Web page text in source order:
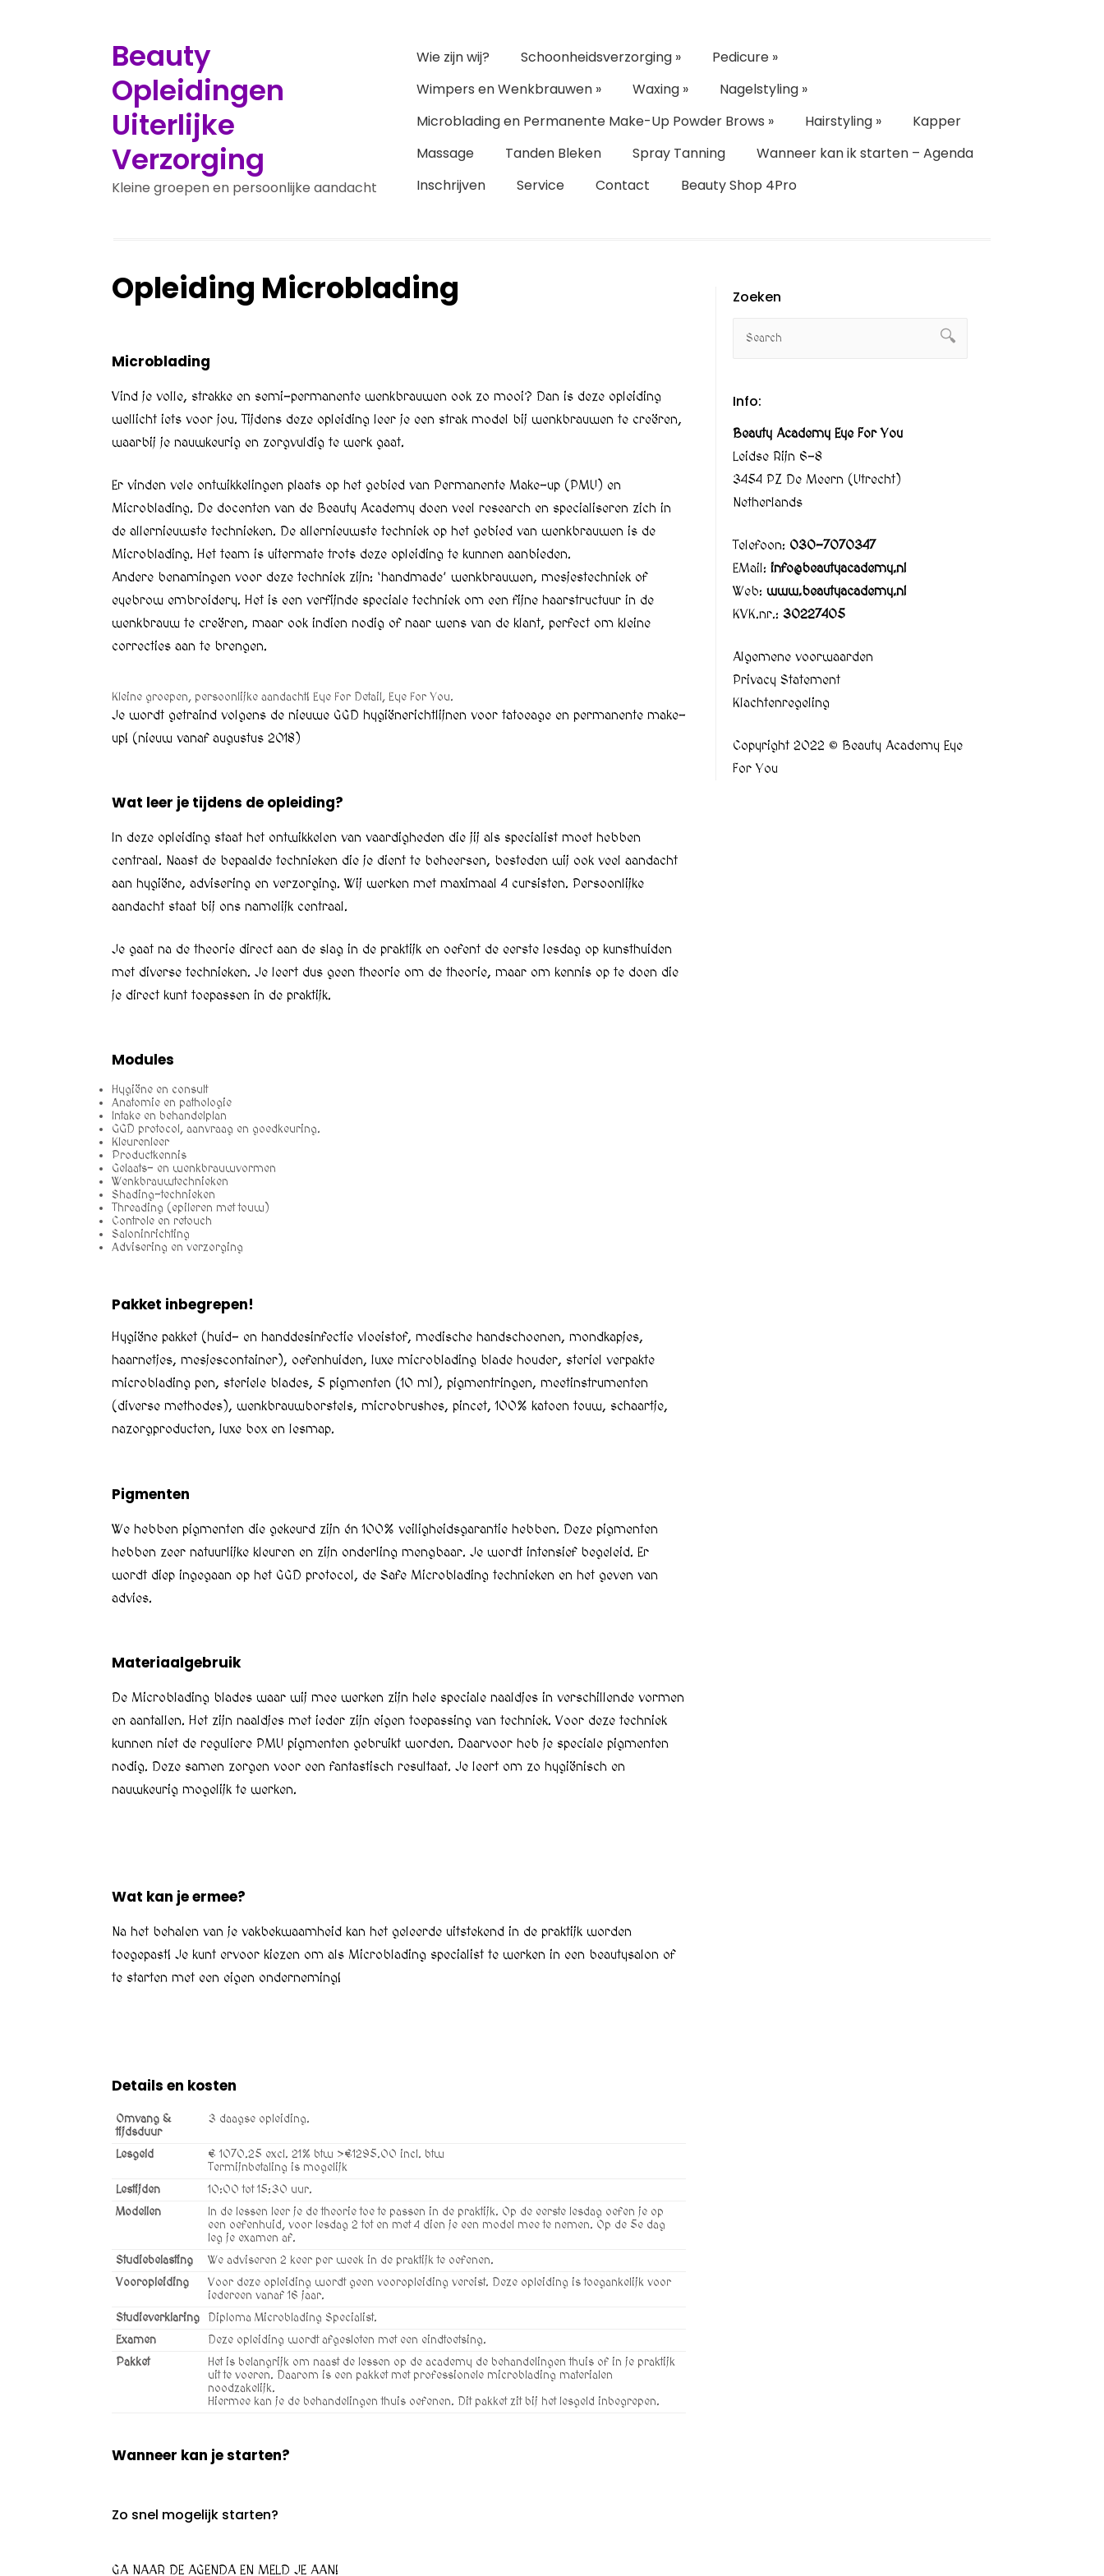
Beauty
Opleidingen
Uiterlijke
Verzorging
Kleine groepen en persoonlijke aandacht
Wie zijn wij? Schoonheidsverzorging» Pedicure»
Wimpers en Wenkbrauwen» Waxing» Nagelstyling»
Microblading en Permanente Make-Up Powder Brows » Hairstyling»
Kapper
Massage
Tanden Bleken Spray Tanning
Wanneer kan ik starten – Agenda
Inschrijven
Service Contact Beauty Shop 4Pro
Opleiding Microblading
Microblading
Vind je volle, strakke en semi-permanente wenkbrauwen ook zo mooi? Dan is deze opleiding
wellicht iets voor jou. Tijdens deze opleiding leer je een strak model bij wenkbrauwen te creëren,
waarbij je nauwkeurig en zorgvuldig te werk gaat.
Er vinden vele ontwikkelingen plaats op het gebied van Permanente Make-up (PMU) en
Microblading. De docenten van de Beauty Academy doen veel research en specialiseren zich in
de allernieuwste technieken. De allernieuwste techniek op het gebied van wenkbrauwen is de
Microblading. Het team is uitermate trots deze opleiding te kunnen aanbieden.
Andere benamingen voor deze techniek zijn: ‘handmade’ wenkbrauwen, mesjestechniek of
eyebrow embroidery. Het is een verfijnde speciale techniek om een fijne haarstructuur in de
wenkbrauw te creëren, maar ook indien nodig of naar wens van de klant, perfect om kleine
correcties aan te brengen.
Kleine groepen, persoonlijke aandacht! Eye For Detail, Eye For You.
Je wordt getraind volgens de nieuwe GGD hygiënerichtlijnen voor tatoeage en permanente make-
up! (nieuw vanaf augustus 2018)
Wat leer je tijdens de opleiding?
In deze opleiding staat het ontwikkelen van vaardigheden die jij als specialist moet hebben
centraal. Naast de bepaalde technieken die je dient te beheersen, besteden wij ook veel aandacht
aan hygiëne, advisering en verzorging. Wij werken met maximaal 4 cursisten. Persoonlijke
aandacht staat bij ons namelijk centraal.
Je gaat na de theorie direct aan de slag in de praktijk en oefent de eerste lesdag op kunsthuiden
met diverse technieken. Je leert dus geen theorie om de theorie, maar om kennis op te doen die
je direct kunt toepassen in de praktijk.
Modules
Hygiëne en consult
Anatomie en pathologie
Intake en behandelplan
GGD protocol, aanvraag en goedkeuring.
Kleurenleer
Productkennis
Gelaats- en wenkbrauwvormen
Wenkbrauwtechnieken
Shading-technieken
Threading (epileren met touw)
Controle en retouch
Saloninrichting
Advisering en verzorging
Pakket inbegrepen!
Hygiëne pakket (huid- en handdesinfectie vloeistof, medische handschoenen, mondkapjes,
haarnetjes, mesjescontainer), oefenhuiden, luxe microblading blade houder, steriel verpakte
microblading pen, steriele blades, 5 pigmenten (10 ml), pigmentringen, meetinstrumenten
(diverse methodes), wenkbrauwborstels, microbrushes, pincet, 100% katoen touw, schaartje,
nazorgproducten, luxe box en lesmap.
Pigmenten
We hebben pigmenten die gekeurd zijn én 100% veiligheidsgarantie hebben. Deze pigmenten
hebben zeer natuurlijke kleuren en zijn onderling mengbaar. Je wordt intensief begeleid. Er
wordt diep ingegaan op het GGD protocol, de Safe Microblading technieken en het geven van
advies.
Materiaalgebruik
De Microblading blades waar wij mee werken zijn hele speciale naaldjes in verschillende vormen
en aantallen. Het zijn naaldjes met ieder zijn eigen toepassing van techniek. Voor deze techniek
kunnen niet de reguliere PMU pigmenten gebruikt worden. Daarvoor heb je speciale pigmenten
nodig. Deze samen zorgen voor een fantastisch resultaat. Je leert om zo hygiënisch en
nauwkeurig mogelijk te werken.
Wat kan je ermee?
Na het behalen van je vakbekwaamheid kan het geleerde uitstekend in de praktijk worden
toegepast! Je kunt ervoor kiezen om als Microblading specialist te werken in een beautysalon of
te starten met een eigen onderneming!
Details en kosten
Omvang &
tijdsduur
3 daagse opleiding.
Lesgeld
€ 1070.25 excl. 21% btw >€1295.00 incl. btw
Termijnbetaling is mogelijk
Lestijden
10:00 tot 15:30 uur.
Modellen
In de lessen leer je de theorie toe te passen in de praktijk. Op de eerste lesdag oefen je op
een oefenhuid, voor lesdag 2 tot en met 4 dien je een model mee te nemen. Op de 5e dag
leg je examen af.
Studiebelasting
We adviseren 2 keer per week in de praktijk te oefenen.
Vooropleiding
Voor deze opleiding wordt geen vooropleiding vereist. Deze opleiding is toegankelijk voor
iedereen vanaf 16 jaar.
Studieverklaring
Diploma Microblading Specialist.
Examen
Deze opleiding wordt afgesloten met een eindtoetsing.
Pakket
Het is belangrijk om naast de lessen op de academy de behandelingen thuis of in je praktijk
uit te voeren. Daarom is een pakket met professionele microblading materialen
noodzakelijk.
Hiermee kan je de behandelingen thuis oefenen. Dit pakket zit bij het lesgeld inbegrepen.
Wanneer kan je starten?
Zo snel mogelijk starten?
GA NAAR DE AGENDA EN MELD JE AAN!
Zoeken
Info:
Beauty Academy Eye For You
Leidse Rijn 6-8
3454 PZ De Meern (Utrecht)
Netherlands
Telefoon: 030-7070347
EMail: info@beautyacademy.nl
Web: www.beautyacademy.nl
KVK.nr.: 30227405
Algemene voorwaarden
Privacy Statement
Klachtenregeling
Copyright 2022 © Beauty Academy Eye
For You